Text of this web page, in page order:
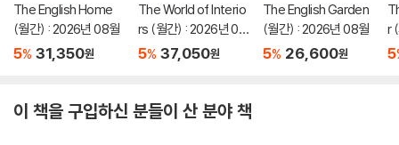
The English Home
(월간) : 2026년 08월
5% 31,350원
The World of Interio
rs (월간) : 2026년 09
월
5% 37,050원
The English Garden
(월간) : 2026년 08월
5% 26,600원
r
5
이 책을 구입하신 분들이 산 분야 책